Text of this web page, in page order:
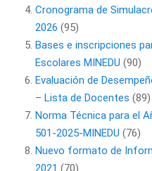
Cronograma de
2026 (95)
Bases e inscripciones
Escolares MINEDU (90)
Evaluación de
– Lista de Docentes (89)
Norma Técnica para el
501-2025-MINEDU (76)
Nuevo formato de
2021 (70)